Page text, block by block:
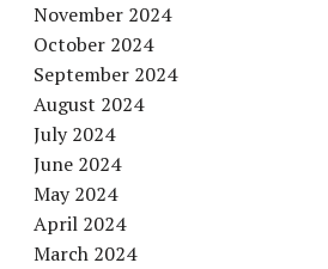
November 2024
October 2024
September 2024
August 2024
July 2024
June 2024
May 2024
April 2024
March 2024